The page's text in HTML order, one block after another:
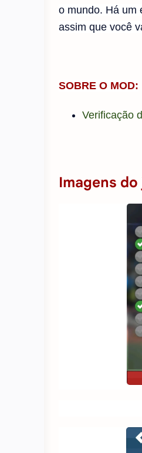
o mundo. Há um
assim que você
SOBRE O MOD:
Verificação
Imagens